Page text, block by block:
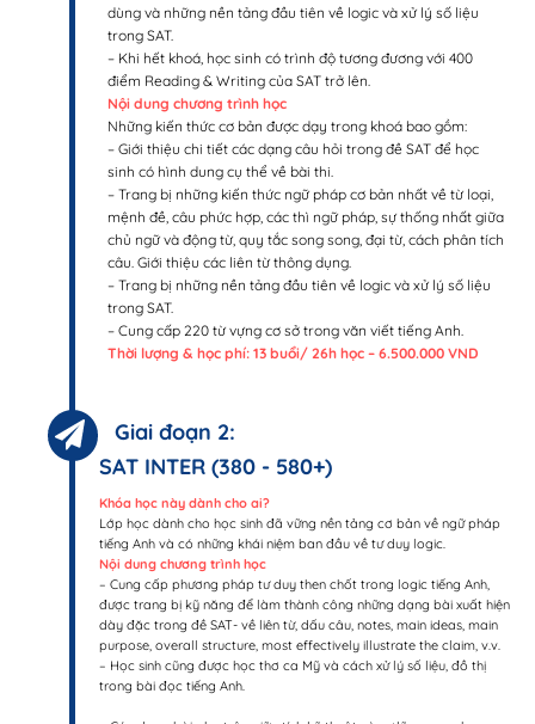
dùng và những nền tảng đầu tiên về logic và xử lý số liệu
trong SAT.
– Khi hết khoá, học sinh có trình độ tương đương với 400
điểm Reading & Writing của SAT trở lên.
Nội dung chương trình học
Những kiến thức cơ bản được dạy trong khoá bao gồm:
– Giới thiệu chi tiết các dạng câu hỏi trong đề SAT để học
sinh có hình dung cụ thể về bài thi.
– Trang bị những kiến thức ngữ pháp cơ bản nhất về từ loại,
mệnh đề, câu phức hợp, các thì ngữ pháp, sự thống nhất giữa
chủ ngữ và động từ, quy tắc song song, đại từ, cách phân tích
câu. Giới thiệu các liên từ thông dụng.
– Trang bị những nền tảng đầu tiên về logic và xử lý số liệu
trong SAT.
– Cung cấp 220 từ vựng cơ sở trong văn viết tiếng Anh.
Thời lượng & học phí: 13 buổi/ 26h học – 6.500.000 VND
SAT INTER (380 - 580+)
Khóa học này dành cho ai?
Lớp học dành cho học sinh đã vững nền tảng cơ bản về ngữ pháp
tiếng Anh và có những khái niệm ban đầu về tư duy logic.
Nội dung chương trình học
– Cung cấp phương pháp tư duy then chốt trong logic tiếng Anh,
được trang bị kỹ năng để làm thành công những dạng bài xuất hiện
dày đặc trong đề SAT- về liên từ, dấu câu, notes, main ideas, main
purpose, overall structure, most effectively illustrate the claim, v.v.
– Học sinh cũng được học thơ ca Mỹ và cách xử lý số liệu, đồ thị
trong bài đọc tiếng Anh.
Giai đoạn 2: